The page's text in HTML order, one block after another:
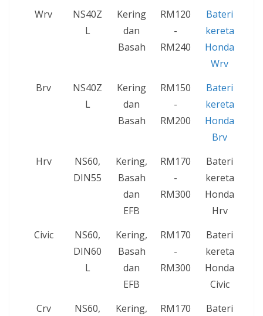
Wrv
NS40Z
L
Kering
dan
Basah
RM120
-
RM240
Bateri
kereta
Honda
Wrv
Brv
NS40Z
L
Kering
dan
Basah
RM150
-
RM200
Bateri
kereta
Honda
Brv
Hrv
NS60,
DIN55
Kering,
Basah
dan
EFB
RM170
-
RM300
Bateri
kereta
Honda
Hrv
Civic
NS60,
DIN60
L
Kering,
Basah
dan
EFB
RM170
-
RM300
Bateri
kereta
Honda
Civic
Crv
NS60,
Kering,
RM170
Bateri